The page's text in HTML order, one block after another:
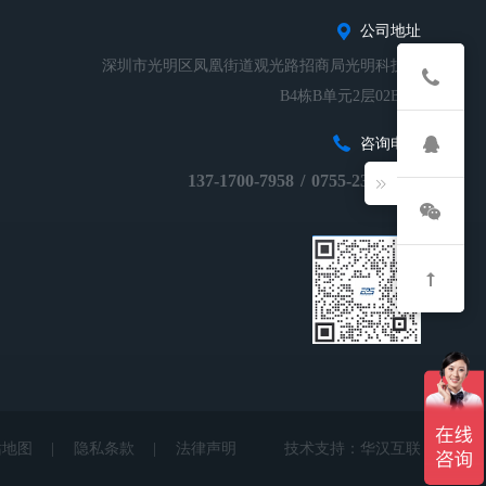
公司地址
深圳市光明区凤凰街道观光路招商局光明科技园
B4栋B单元2层02B-01
咨询电话
137-1700-7958 / 0755-23248674
图 隐私条款 法律声明 技术支持： 华汉互联